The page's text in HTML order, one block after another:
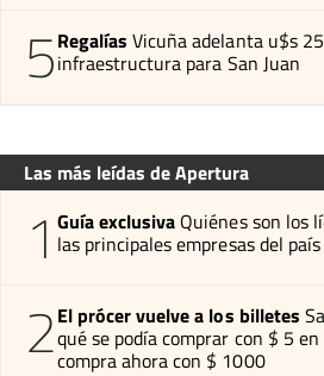
5Regalías Vicuña adelanta u$s
infraestructura para San Juan
Las más leídas de Apertura
1 Guía exclusiva Quiénes son los
las principales empresas del país
2El prócer vuelve a los billetes
qué se podía comprar con $ 5
compra ahora con $ 1000